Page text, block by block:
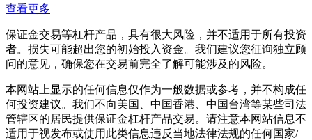
查看更多
保证金交易等杠杆产品，具有很大风险，并不适用于所有投资
者。损失可能超出您的初始投入资金。我们建议您征询独立顾
问的意见，确保您在交易前完全了解可能涉及的风险。
本网站上显示的任何信息仅作为一般数据或参考，并不构成任
何投资建议。我们不向美国、中国香港、中国台湾等某些司法
管辖区的居民提供保证金杠杆产品交易。请注意本网站信息不
适用于视发布或使用此类信息违反当地法律法规的任何国家/